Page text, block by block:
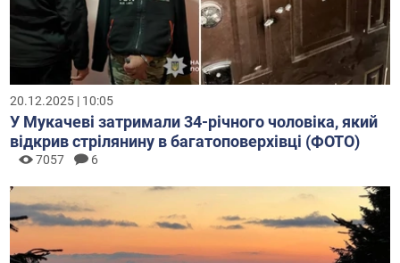
20.12.2025 | 10:05
У Мукачеві затримали 34-річного чоловіка, який
відкрив стрілянину в багатоповерхівці (ФОТО)
7057 6